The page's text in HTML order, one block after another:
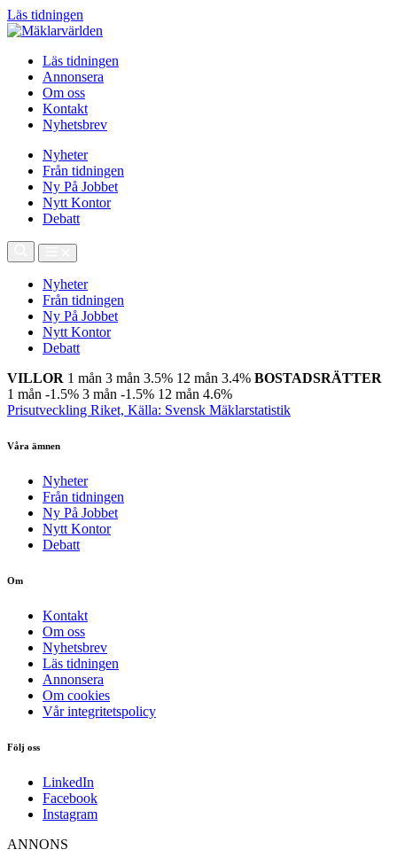
Läs tidningen
Läs tidningen
Annonsera
Om oss
Kontakt
Nyhetsbrev
Nyheter
Från tidningen
Ny På Jobbet
Nytt Kontor
Debatt
Nyheter
Från tidningen
Ny På Jobbet
Nytt Kontor
Debatt
VILLOR 1 mån 3 mån 3.5% 12 mån 3.4% BOSTADSRÄTTER
1 mån -1.5% 3 mån -1.5% 12 mån 4.6%
Prisutveckling Riket, Källa: Svensk Mäklarstatistik
Våra ämnen
Nyheter
Från tidningen
Ny På Jobbet
Nytt Kontor
Debatt
Om
Kontakt
Om oss
Nyhetsbrev
Läs tidningen
Annonsera
Om cookies
Vår integritetspolicy
Följ oss
LinkedIn
Facebook
Instagram
ANNONS